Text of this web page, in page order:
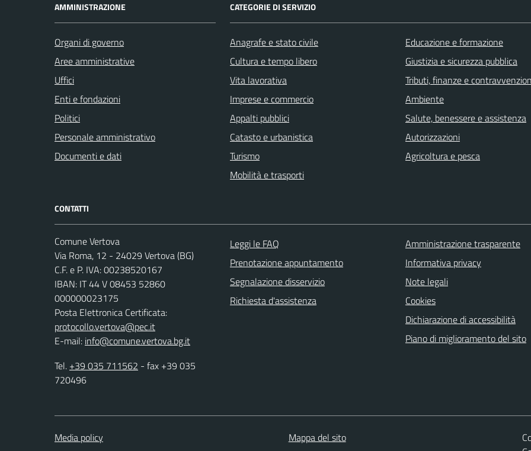
AMMINISTRAZIONE
Organi di governo
Aree amministrative
Uffici
Enti e fondazioni
Politici
Personale amministrativo
Documenti e dati
CATEGORIE DI SERVIZIO
Anagrafe e stato civile
Cultura e tempo libero
Vita lavorativa
Imprese e commercio
Appalti pubblici
Catasto e urbanistica
Turismo
Mobilità e trasporti
Educazione e formazione
Giustizia e sicurezza pubblica
Tributi, finanze e
Ambiente
Salute, benessere e assistenza
Autorizzazioni
Agricoltura e pesca
CONTATTI
Comune Vertova
Via Roma, 12 - 24029 Vertova (BG)
C.F. e P. IVA: 00238520167
IBAN: IT 44 V 08453 52860
000000023175
Posta Elettronica Certificata:
protocollo.vertova@pec.it
E-mail: info@comune.vertova.bg.it
Tel. +39 035 711562 - fax +39 035
720496
Leggi le FAQ
Prenotazione appuntamento
Segnalazione disservizio
Richiesta d'assistenza
Amministrazione trasparente
Informativa privacy
Note legali
Cookies
Dichiarazione di accessibilità
Piano di miglioramento del sito
Media policy Mappa del sito